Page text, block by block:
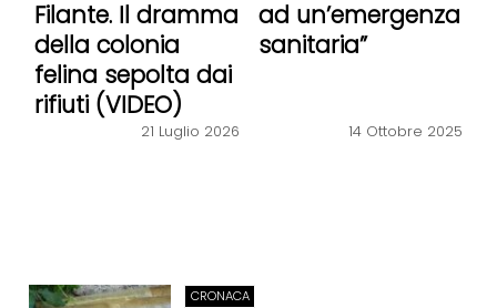
Filante. Il dramma
della colonia
felina sepolta dai
rifiuti (VIDEO)
21 Luglio 2026
ad un’emergenza
sanitaria”
14 Ottobre 2025
CRONACA